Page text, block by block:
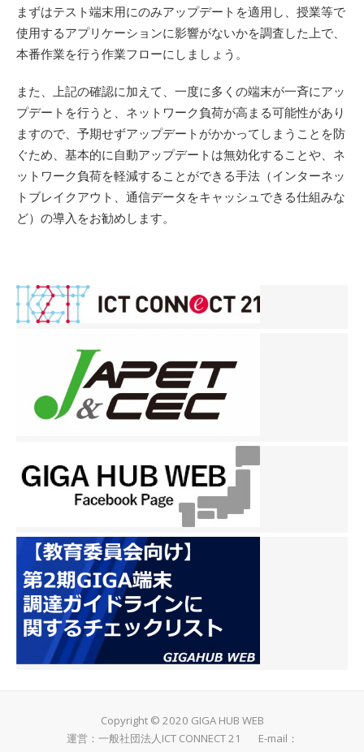
まずはテスト端末用にのみアップデートを適用し、授業等で
使用するアプリケーションに影響がないかを調査した上で、
本番作業を行う作業フローにしましょう。
また、上記の確認に加えて、一度に多くの端末が一斉にアッ
プデートを行うと、ネットワーク負荷が高まる可能性があり
ますので、予期せずアップデートがかかってしまうことを防
ぐため、基本的に自動アップデートは無効化することや、ネ
ットワーク負荷を軽減することができる手法（インターネッ
トブレイクアウト、通信データをキャッシュできる仕組みな
ど）の導入をお勧めします。
Copyright © 2020 GIGA HUB WEB
運営：一般社団法人ICT CONNECT 21 E-mail：